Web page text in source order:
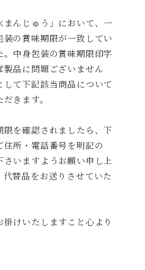
まんじゅう」において、一
の賞味期限が一致してい
中身包装の賞味期限印字
品に問題ございません
て下記該当商品について
きます。
を確認されましたら、下
所・電話番号を明記の
いますようお願い申し上
替品をお送りさせていた
けいたしますこと心より